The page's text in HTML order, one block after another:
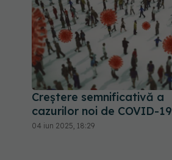
Creștere semnificativă a
cazurilor noi de COVID-19
04 iun 2025, 18:29